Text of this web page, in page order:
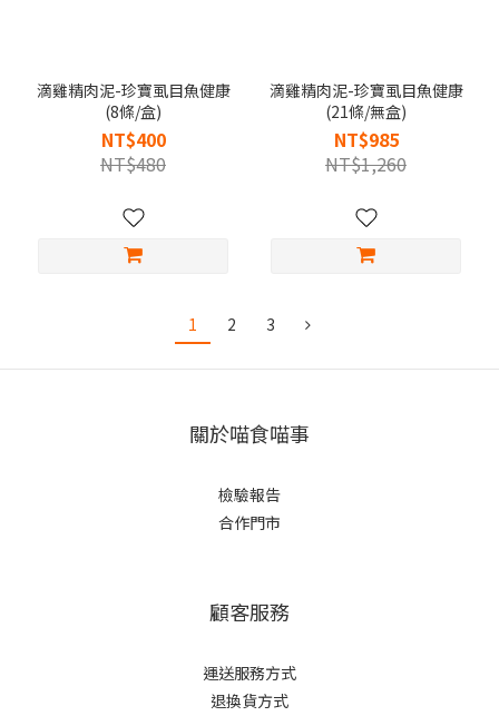
滴雞精肉泥-珍寶虱目魚健康
(8條/盒)
NT$400
NT$480
滴雞精肉泥-珍寶虱目魚健康
(21條/無盒)
NT$985
NT$1,260
1 2 3
關於喵食喵事
檢驗報告
合作門市
顧客服務
運送服務方式
退換貨方式